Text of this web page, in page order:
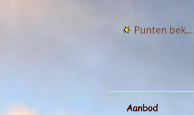
Punten bekijken
Aanbod